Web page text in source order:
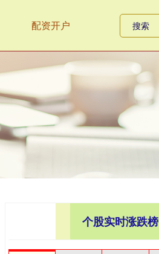
配资开户
个股实时涨跌榜